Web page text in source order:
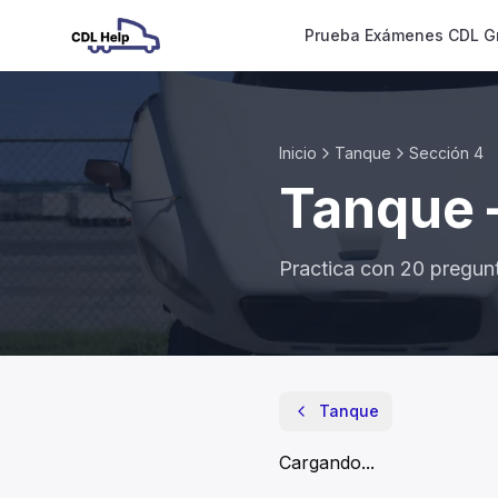
Prueba Exámenes CDL
Inicio Tanque Sección4
Tanque
Practica con 20
En todos los vehículos tanque, el ítem más importante
Tanque
Cargando...